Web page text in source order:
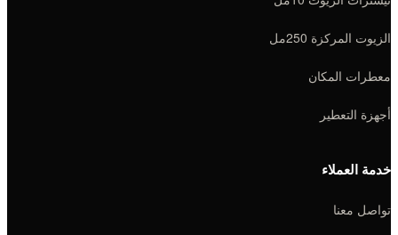
الزيوت المركزة 250مل
معطرات المكان
أجهزة التعطير
خدمة العملاء
تواصل معنا